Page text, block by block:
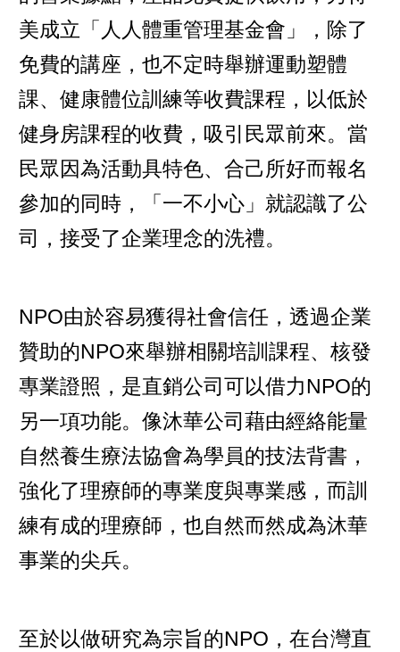
美成立「人人體重管理基金會」，除了
免費的講座，也不定時舉辦運動塑體
課、健康體位訓練等收費課程，以低於
健身房課程的收費，吸引民眾前來。當
民眾因為活動具特色、合己所好而報名
參加的同時，「一不小心」就認識了公
司，接受了企業理念的洗禮。
NPO由於容易獲得社會信任，透過企業
贊助的NPO來舉辦相關培訓課程、核發
專業證照，是直銷公司可以借力NPO的
另一項功能。像沐華公司藉由經絡能量
自然養生療法協會為學員的技法背書，
強化了理療師的專業度與專業感，而訓
練有成的理療師，也自然而然成為沐華
事業的尖兵。
至於以做研究為宗旨的NPO，在台灣直